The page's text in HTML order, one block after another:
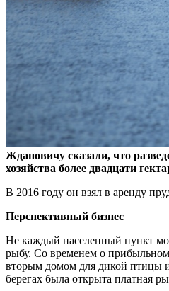
Ждановичу сказали, что
хозяйства более двадцати
В 2016 году он взял в аренду
Перспективный бизнес
Не каждый населенный пункт
рыбу. Со временем о
вторым домом для дикой птицы и
берегах была открыта платная